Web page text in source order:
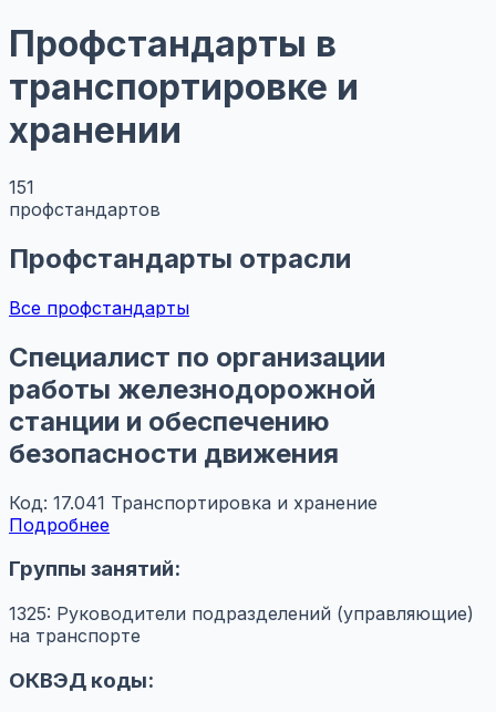
Профстандарты в
транспортировке и
хранении
151
профстандартов
Профстандарты отрасли
Все профстандарты
Специалист по организации
работы железнодорожной
станции и обеспечению
безопасности движения
Код: 17.041 Транспортировка и хранение
Подробнее
Группы занятий:
1325: Руководители подразделений (управляющие)
на транспорте
ОКВЭД коды: